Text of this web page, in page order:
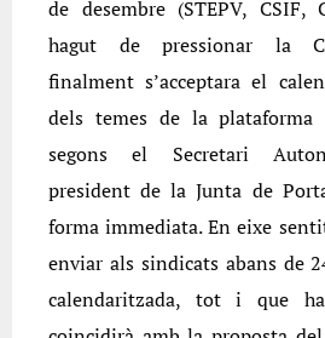
de desembre (STEPV,
hagut de pressionar la
finalment s’acceptara el
dels temes de la plataforma
segons el Secretari
president de la Junta de
forma immediata. En eixe
enviar als sindicats abans de
calendaritzada, tot i que